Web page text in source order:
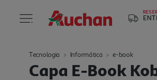
Tecnologia Informática e-book
Capa E-Book